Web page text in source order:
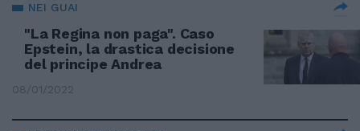
NEI GUAI
"La Regina non paga". Caso
Epstein, la drastica decisione
del principe Andrea
08/01/2022